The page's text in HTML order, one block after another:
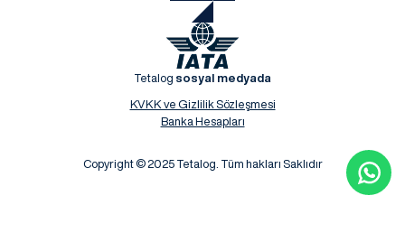
Tetalog sosyal medyada
KVKK ve Gizlilik Sözleşmesi
Banka Hesapları
Copyright © 2025 Tetalog. Tüm hakları Saklıdır